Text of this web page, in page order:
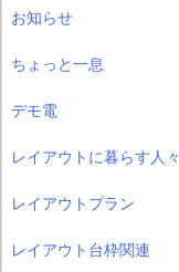
お知らせ
ちょっと一息
デモ電
レイアウトに暮らす人々
レイアウトプラン
レイアウト台枠関連